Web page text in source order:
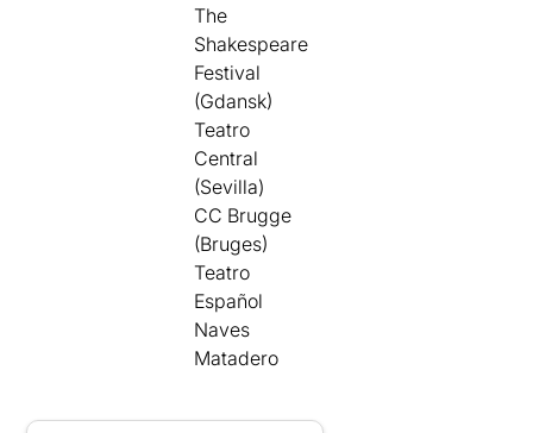
The
Shakespeare
Festival
(Gdansk)
Teatro
Central
(Sevilla)
CC Brugge
(Bruges)
Teatro
Español
Naves
Matadero